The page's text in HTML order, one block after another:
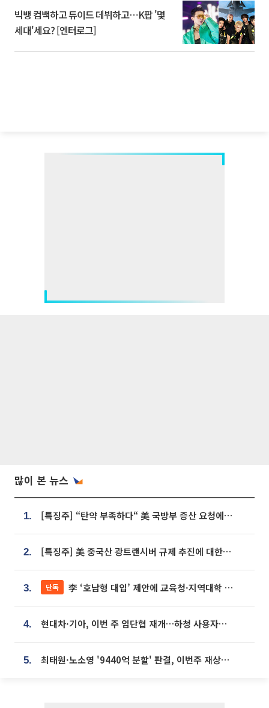
빅뱅 컴백하고 튜이드 데뷔하고⋯K팝 '몇
세대'세요? [엔터로그]
많이 본 뉴스
1. [특징주] “탄약 부족하다“ 美 국방부 증산 요청에⋯국내 방산주 급등세
2. [특징주] 美 중국산 광트랜시버 규제 추진에 대한광통신 등 광통신株 강세
3. 단독 李 ‘호남형 대입’ 제안에 교육청·지역대학 서·논술형 입시 연계 '착수'
4. 현대차·기아, 이번 주 임단협 재개…하청 사용자성 재심도 ‘변수’
5. 최태원·노소영 '9440억 분할' 판결, 이번주 재상고 여부 주목